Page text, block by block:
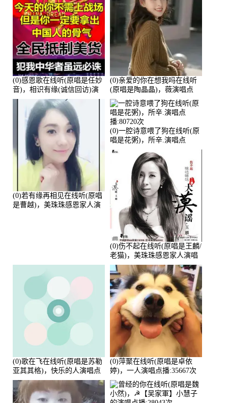
(0)感恩歌在线听(原唱是任妙
音)，相识有缘(诚信回访)演
唱点播:161288次
(0)亲爱的你在想我吗在线听
(原唱是陶晶晶)，薇演唱点
播:159722次
(0)若有缘再相见在线听(原唱
是曹越)，美珠珠感恩家人演
(0)一腔诗意喂了狗在线听(原
唱是花粥)，所辛.演唱点
播:80720次
(0)伤不起在线听(原唱是王麟/
老猫)，美珠珠感恩家人演唱
点播:80218次
(0)歌在飞在线听(原唱是苏勒
亚其其格)，快乐的人演唱点
播:36次
(0)萍聚在线听(原唱是卓依
婷)，一人演唱点播:35667次